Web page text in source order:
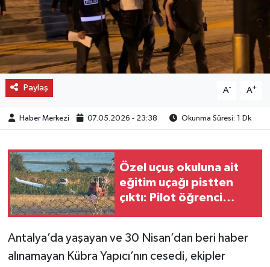
Paylaş A- A+
Haber Merkezi 07.05.2026 - 23:38 Okunma Süresi: 1 Dk
Özel uçuş okuluna ait
eğitim uçağı pistten
çıktı: Pilot öğrenci
Antalya’da yaşayan ve 30 Nisan’dan beri haber
alınamayan Kübra Yapıcı’nın cesedi, ekipler
SAĞLIK
SON DAKİKA
SPOR